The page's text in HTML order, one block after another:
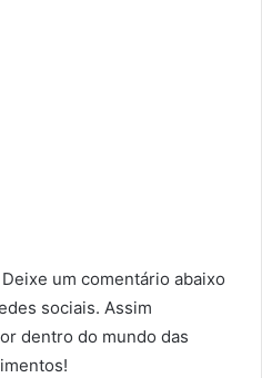
um comentário abaixo
sociais. Assim
dentro do mundo das